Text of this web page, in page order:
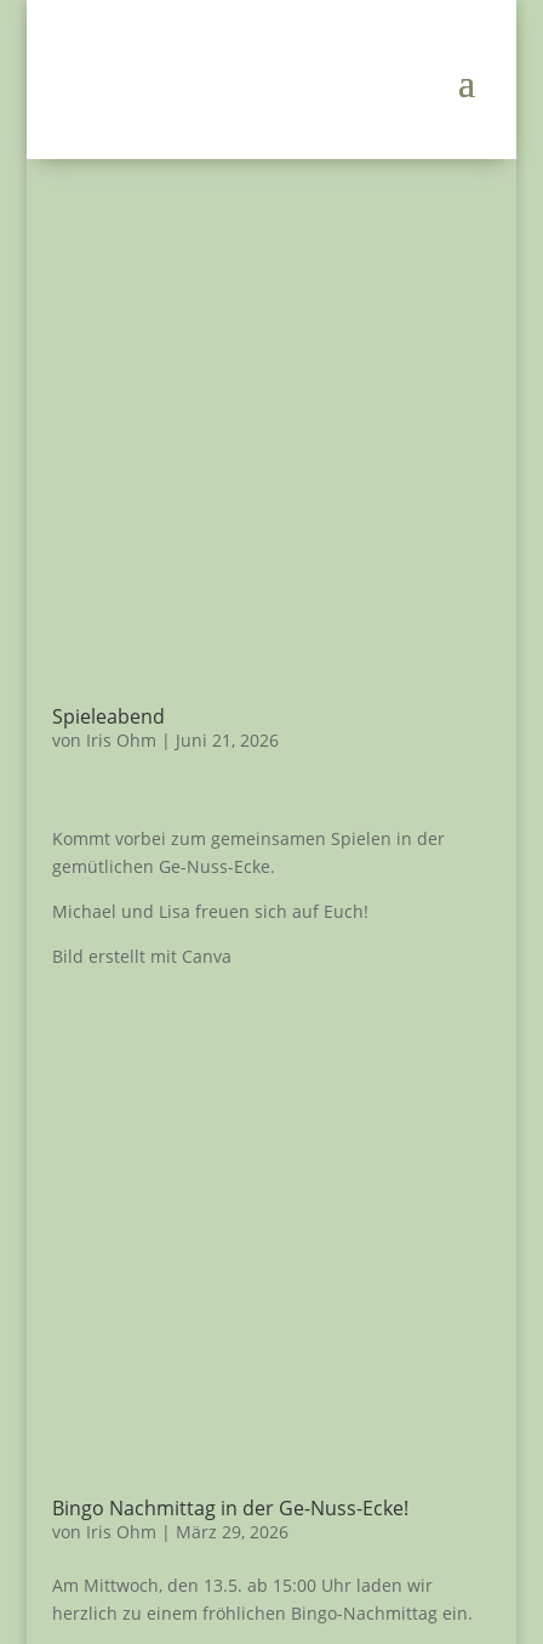
Spieleabend
von Iris Ohm | Juni 21, 2026
Kommt vorbei zum gemeinsamen Spielen in der
gemütlichen Ge-Nuss-Ecke.
Michael und Lisa freuen sich auf Euch!
Bild erstellt mit Canva
Bingo Nachmittag in der Ge-Nuss-Ecke!
von Iris Ohm | März 29, 2026
Am Mittwoch, den 13.5. ab 15:00 Uhr laden wir
herzlich zu einem fröhlichen Bingo-Nachmittag ein.